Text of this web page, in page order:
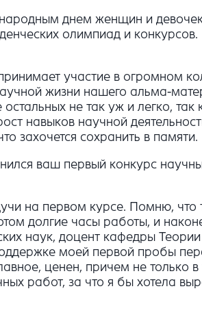
днем женщин и
олимпиад и
участие в огромном
жизни нашего альма-
не так уж и легко,
навыков научной
захочется сохранить в памяти.
ваш первый конкурс
на первом курсе. Помню, что
долгие часы работы, и
наук, доцент кафедры
моей первой пробы
ценен, причем не только
работ, за что я бы хотела